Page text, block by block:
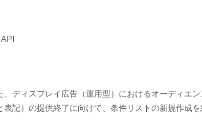
、ディスプレイ広告（運用型）におけるオーディエ
記）の提供終了に向けて、条件リストの新規作成を